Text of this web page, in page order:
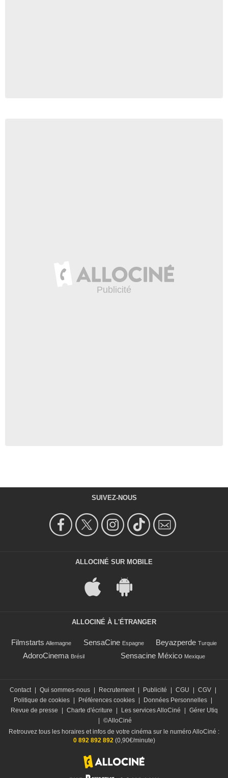
SUIVEZ-NOUS
ALLOCINÉ SUR MOBILE
ALLOCINÉ À L'ÉTRANGER
Filmstarts Allemagne SensaCine Espagne Beyazperde Turquie
AdoroCinema Brésil Sensacine México Mexique
Contact Qui sommes-nous Recrutement Publicité CGU CGV
Politique de cookies
Préférences cookies Données Personnelles
Revue de presse
Charte d'écriture Les services AlloCiné
Gérer Utiq
©AlloCiné
Retrouvez tous les horaires et infos de votre cinéma sur le numéro AlloCiné :
0 892 892 892(0,90€/minute)